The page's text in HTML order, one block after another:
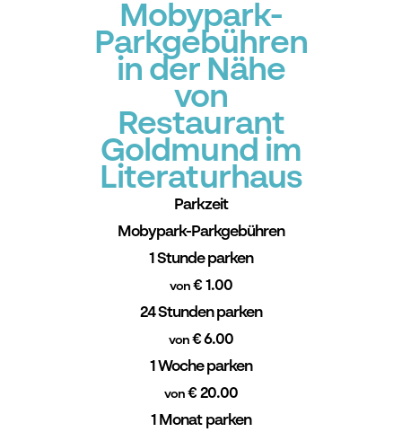
Mobypark-
Parkgebühren
in der Nähe
von
Restaurant
Goldmund im
Literaturhaus
Parkzeit
Mobypark-Parkgebühren
1 Stunde parken
von € 1.00
24 Stunden parken
von€ 6.00
1 Woche parken
von € 20.00
1 Monat parken